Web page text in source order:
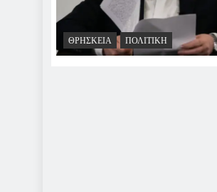
ΘΡΗΣΚΕΊΑ ΠΟΛΙΤΙΚΉ